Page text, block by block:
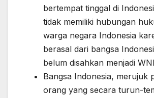
bertempat tinggal di
tidak memiliki hubungan
warga negara Indonesia
berasal dari bangsa
belum disahkan menjadi
Bangsa Indonesia, merujuk
orang yang secara turun-